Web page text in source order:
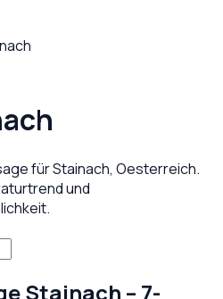
fürStainach, Oesterreich.
und
Stainach – 7-